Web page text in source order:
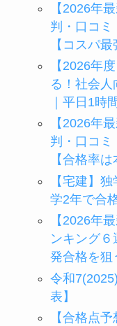
【2026年
判・口コミ
【コスパ最
【2026年
る！社会
｜平日1時
【2026年
判・口コミ
【合格率は
【宅建】
学2年で合
【2026年
ンキング
発合格を狙
令和
表】
【合格点